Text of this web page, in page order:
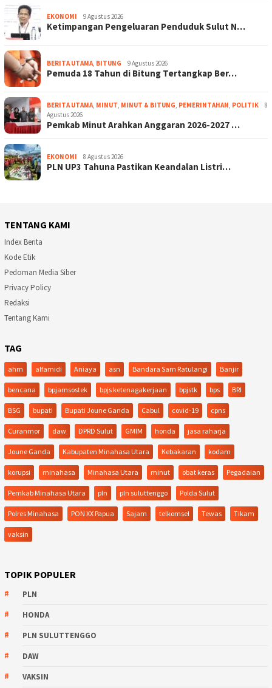
EKONOMI 9 Agustus 2026
Ketimpangan Pengeluaran Penduduk Sulut N…
BERITA UTAMA BITUNG 9 Agustus 2026
Pemuda 18 Tahun di Bitung Tertangkap Ber…
BERITA UTAMA MINUT MINUT & BITUNG PEMERINTAHAN POLITIK
8
Agustus 2026
Pemkab Minut Arahkan Anggaran 2026-2027 …
EKONOMI 8 Agustus 2026
PLN UP3 Tahuna Pastikan Keandalan Listri…
TENTANG KAMI
Index Berita
Kode Etik
Pedoman Media Siber
Privacy Policy
Redaksi
Tentang Kami
TAG
ahm alfamidi Aniaya asn Bandara Sam Ratulangi Banjir
bencana bpjamsostek bpjs ketenagakerjaan bpjstk bps BRI
BSG bupati Bupati Joune Ganda Cabul covid-19 cpns
Curanmor daw DPRD Sulut GMIM honda jasa raharja
Joune Ganda Kabupaten Minahasa Utara Kebakaran kodam
korupsi minahasa Minahasa Utara minut obat keras Pegadaian
Pemkab Minahasa Utara pln pln suluttenggo Polda Sulut
Polres Minahasa PON XX Papua Sajam telkomsel Tewas Tikam
vaksin
TOPIK POPULER
PLN
HONDA
PLN SULUTTENGGO
DAW
VAKSIN